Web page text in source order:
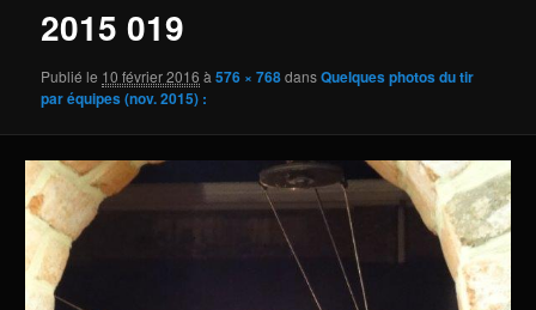
2015 019
Publié le 10 février 2016 à576 × 768dansQuelques photos du tir
par équipes (nov. 2015) :